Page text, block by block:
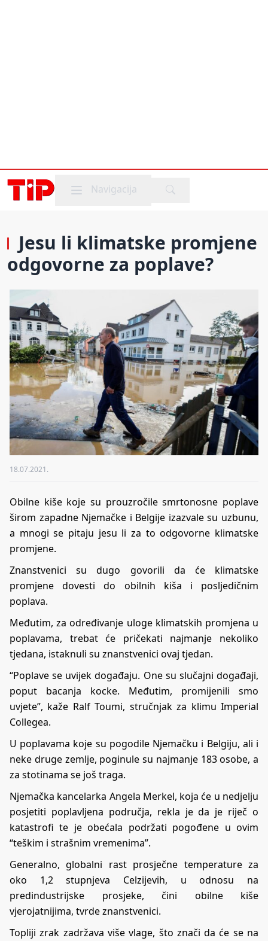
Mobile menu
Navigacija
Jesu li klimatske promjene
odgovorne za poplave?
18.07.2021.
Obilne kiše koje su prouzročile smrtonosne poplave
širom zapadne Njemačke i Belgije izazvale su uzbunu,
a mnogi se pitaju jesu li za to odgovorne klimatske
promjene.
Znanstvenici su dugo govorili da će klimatske
promjene dovesti do obilnih kiša i posljedičnim
poplava.
Međutim, za određivanje uloge klimatskih promjena u
poplavama, trebat će pričekati najmanje nekoliko
tjedana, istaknuli su znanstvenici ovaj tjedan.
“Poplave se uvijek događaju. One su slučajni događaji,
poput bacanja kocke. Međutim, promijenili smo
uvjete”, kaže Ralf Toumi, stručnjak za klimu Imperial
Collegea.
U poplavama koje su pogodile Njemačku i Belgiju, ali i
neke druge zemlje, poginule su najmanje 183 osobe, a
za stotinama se još traga.
Njemačka kancelarka Angela Merkel, koja će u nedjelju
posjetiti poplavljena područja, rekla je da je riječ o
katastrofi te je obećala podržati pogođene u ovim
“teškim i strašnim vremenima”.
Generalno, globalni rast prosječne temperature za
oko 1,2 stupnjeva Celzijevih, u odnosu na
predindustrijske prosjeke, čini obilne kiše
vjerojatnijima, tvrde znanstvenici.
Topliji zrak zadržava više vlage, što znači da će se na